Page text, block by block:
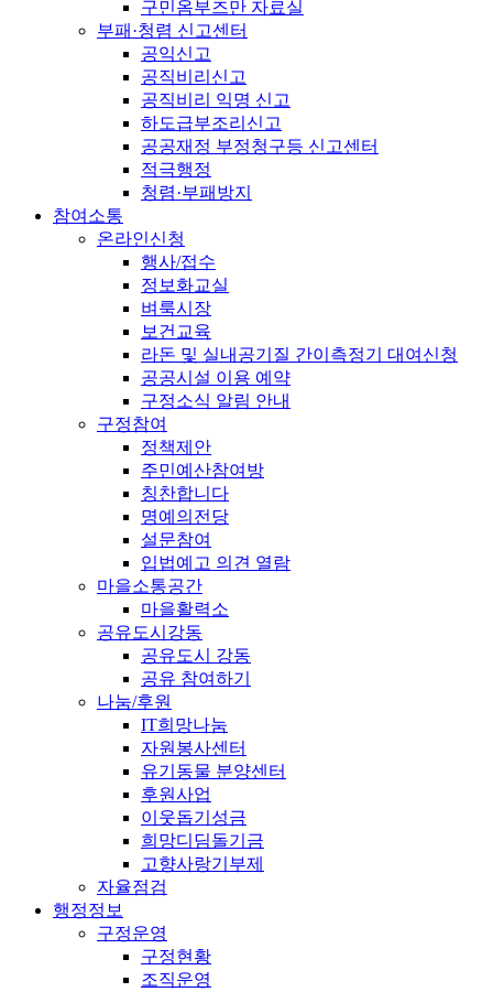
구민옴부즈만 자료실
부패·청렴 신고센터
공익신고
공직비리신고
공직비리 익명 신고
하도급부조리신고
공공재정 부정청구등 신고센터
적극행정
청렴·부패방지
참여소통
온라인신청
행사/접수
정보화교실
벼룩시장
보건교육
라돈 및 실내공기질 간이측정기 대여신청
공공시설 이용 예약
구정소식 알림 안내
구정참여
정책제안
주민예산참여방
칭찬합니다
명예의전당
설문참여
입법예고 의견 열람
마을소통공간
마을활력소
공유도시강동
공유도시 강동
공유 참여하기
나눔/후원
IT희망나눔
자원봉사센터
유기동물 분양센터
후원사업
이웃돕기성금
희망디딤돌기금
고향사랑기부제
자율점검
행정정보
구정운영
구정현황
조직운영